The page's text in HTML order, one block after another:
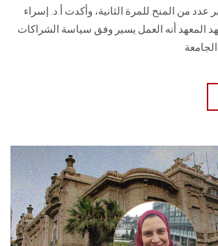
من المنح للمرة الثانية، وأكدت أ.د. إسراء
المعهد أنه العمل يسير وفق سياسة الشراكات